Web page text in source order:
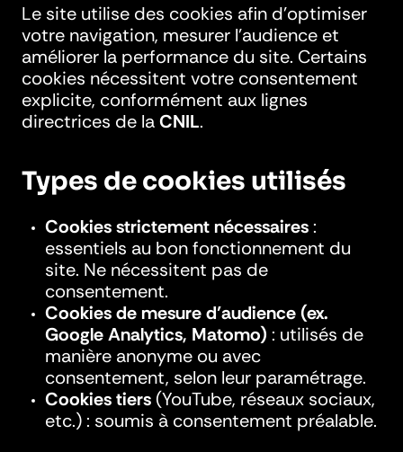
Le site utilise des cookies afin d’optimiser
votre navigation, mesurer l’audience et
améliorer la performance du site. Certains
cookies nécessitent votre consentement
explicite, conformément aux lignes
directrices de laCNIL.
Types de cookies utilisés
Cookies strictement nécessaires :
essentiels au bon fonctionnement du
site. Ne nécessitent pas de
consentement.
Cookies de mesure d’audience (ex.
Google Analytics, Matomo) : utilisés de
manière anonyme ou avec
consentement, selon leur paramétrage.
Cookies tiers (YouTube, réseaux sociaux,
etc.) : soumis à consentement préalable.